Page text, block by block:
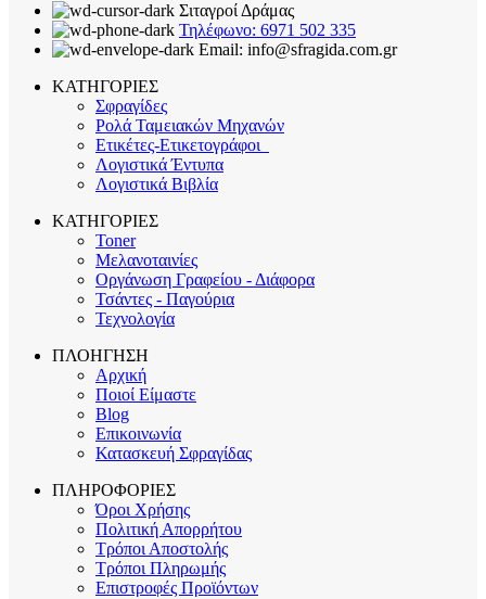
Σιταγροί Δράμας
Τηλέφωνο: 6971 502 335
Email: info@sfragida.com.gr
ΚΑΤΗΓΟΡΙΕΣ
Σφραγίδες
Ρολά Ταμειακών Μηχανών
Ετικέτες-Ετικετογράφοι
Λογιστικά Έντυπα
Λογιστικά Βιβλία
ΚΑΤΗΓΟΡΙΕΣ
Toner
Μελανοταινίες
Οργάνωση Γραφείου - Διάφορα
Τσάντες - Παγούρια
Τεχνολογία
ΠΛΟΗΓΗΣΗ
Αρχική
Ποιοί Είμαστε
Blog
Επικοινωνία
Κατασκευή Σφραγίδας
ΠΛΗΡΟΦΟΡΙΕΣ
Όροι Χρήσης
Πολιτική Απορρήτου
Τρόποι Αποστολής
Τρόποι Πληρωμής
Επιστροφές Προϊόντων